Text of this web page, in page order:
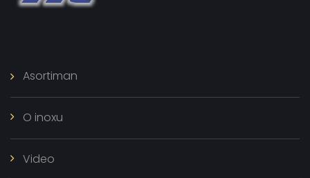
Asortiman
O inoxu
Video